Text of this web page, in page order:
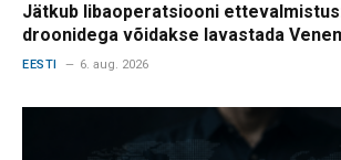
Jätkub libaoperatsiooni
droonidega võidakse lavastada
EESTI 6. aug. 2026